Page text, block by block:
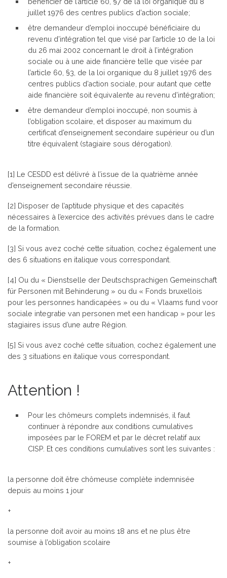
juillet 1976 des centres publics d’action sociale;
être demandeur d’emploi inoccupé bénéficiaire du
revenu d’intégration tel que visé par l’article 10 de la loi
du 26 mai 2002 concernant le droit à l’intégration
sociale ou à une aide financière telle que visée par
l’article 60, §3, de la loi organique du 8 juillet 1976 des
centres publics d’action sociale, pour autant que cette
aide financière soit équivalente au revenu d’intégration;
être demandeur d’emploi inoccupé, non soumis à
l’obligation scolaire, et disposer au maximum du
certificat d’enseignement secondaire supérieur ou d’un
titre équivalent (stagiaire sous dérogation).
[1] Le CESDD est délivré à l’issue de la quatrième année
d’enseignement secondaire réussie.
[2] Disposer de l’aptitude physique et des capacités
nécessaires à l’exercice des activités prévues dans le cadre
de la formation.
[3] Si vous avez coché cette situation, cochez également une
des 6 situations en italique vous correspondant.
[4] Ou du « Dienstselle der Deutschsprachigen Gemeinschaft
für Personen mit Behinderung » ou du « Fonds bruxellois
pour les personnes handicapées » ou du « Vlaams fund voor
sociale integratie van personen met een handicap » pour les
stagiaires issus d’une autre Région.
[5] Si vous avez coché cette situation, cochez également une
des 3 situations en italique vous correspondant.
Attention !
Pour les chômeurs complets indemnisés, il faut
continuer à répondre aux conditions cumulatives
imposées par le FOREM et par le décret relatif aux
CISP. Et ces conditions cumulatives sont les suivantes :
la personne doit être chômeuse complète indemnisée
depuis au moins 1 jour
+
la personne doit avoir au moins 18 ans et ne plus être
soumise à l’obligation scolaire
+